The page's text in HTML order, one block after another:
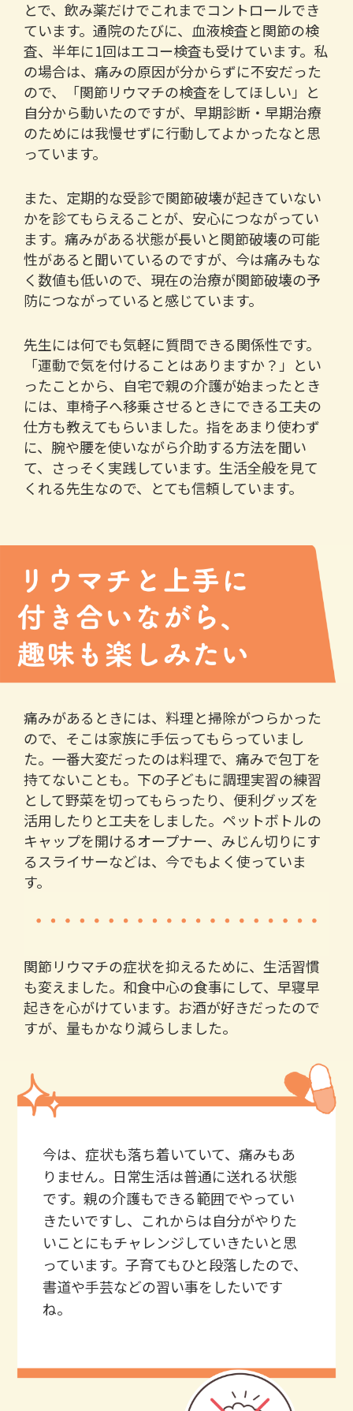
とで、飲み薬だけでこれまでコントロールでき
ています。通院のたびに、血液検査と関節の検
査、半年に1回はエコー検査も受けています。私
の場合は、痛みの原因が分からずに不安だった
ので、「関節リウマチの検査をしてほしい」と
自分から動いたのですが、早期診断・早期治療
のためには我慢せずに行動してよかったなと思
っています。
また、定期的な受診で関節破壊が起きていない
かを診てもらえることが、安心につながってい
ます。痛みがある状態が長いと関節破壊の可能
性があると聞いているのですが、今は痛みもな
く数値も低いので、現在の治療が関節破壊の予
防につながっていると感じています。
先生には何でも気軽に質問できる関係性です。
「運動で気を付けることはありますか？」とい
ったことから、自宅で親の介護が始まったとき
には、車椅子へ移乗させるときにできる工夫の
仕方も教えてもらいました。指をあまり使わず
に、腕や腰を使いながら介助する方法を聞い
て、さっそく実践しています。生活全般を見て
くれる先生なので、とても信頼しています。
痛みがあるときには、料理と掃除がつらかった
ので、そこは家族に手伝ってもらっていまし
た。一番大変だったのは料理で、痛みで包丁を
持てないことも。下の子どもに調理実習の練習
として野菜を切ってもらったり、便利グッズを
活用したりと工夫をしました。ペットボトルの
キャップを開けるオープナー、みじん切りにす
るスライサーなどは、今でもよく使っていま
す。
関節リウマチの症状を抑えるために、生活習慣
も変えました。和食中心の食事にして、早寝早
起きを心がけています。お酒が好きだったので
すが、量もかなり減らしました。
今は、症状も落ち着いていて、痛みもあ
りません。日常生活は普通に送れる状態
です。親の介護もできる範囲でやってい
きたいですし、これからは自分がやりた
いことにもチャレンジしていきたいと思
っています。子育てもひと段落したので、
書道や手芸などの習い事をしたいです
ね。